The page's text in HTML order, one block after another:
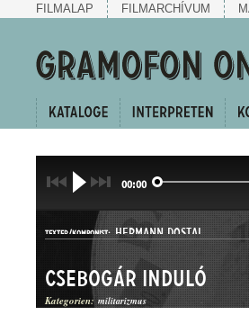
FILMALAP FILMARCHÍVUM
00:00
TEXTER/KOMPONIST: HERMANN DOSTAL
Csebogár induló
Kategorien: militarizmus